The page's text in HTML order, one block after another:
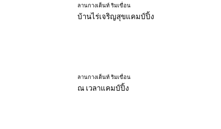
ลานกางเต็นท์ ริมเขื่อน
บ้านไร่เจริญสุขแคมป์ปิ้ง
ลานกางเต็นท์ ริมเขื่อน
ณ เวลาแคมป์ปิ้ง